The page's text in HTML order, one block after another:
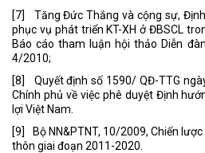
[7] Tăng Đức Thắng và cộng sự,
phục vụ phát triển KT-XH ở ĐBSCL
Báo cáo tham luận hội thảo Diễn
4/2010;
[8] Quyết định số 1590/ QĐ-TTG
Chính phủ về việc phê duyệt Định
lợi Việt Nam.
[9] Bộ NN&PTNT, 10/2009, Chiến
thôn giai đoạn 2011-2020.